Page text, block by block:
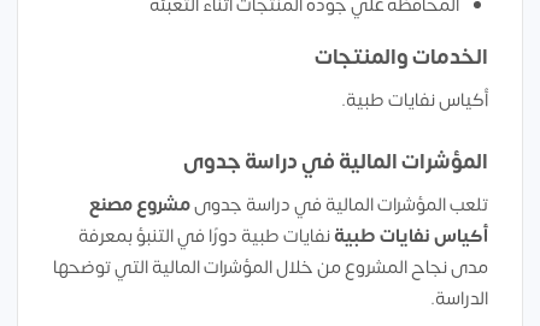
الخدمات والمنتجات
أكياس نفايات طبية.
المؤشرات المالية في دراسة جدوى
تلعب المؤشرات المالية في دراسة جدوىمشروع مصنع
أكياس نفايات طبيةنفايات طبية دورًا في التنبؤ بمعرفة
مدى نجاح المشروع من خلال المؤشرات المالية التي توضحها
الدراسة.